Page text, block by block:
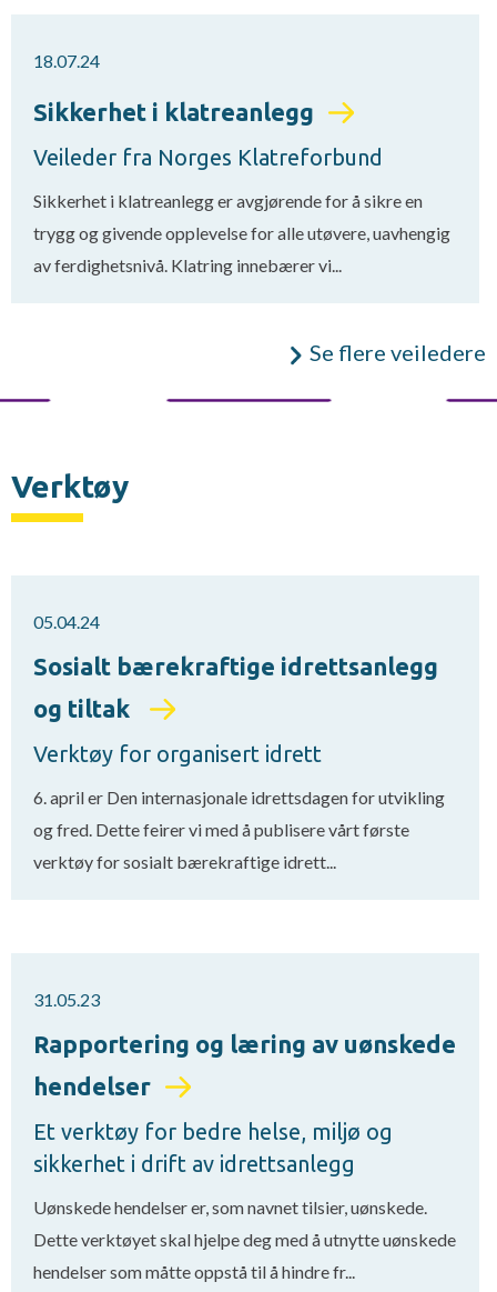
18.07.24
Sikkerhet i klatreanlegg
Veileder fra Norges Klatreforbund
Sikkerhet i klatreanlegg er avgjørende for å sikre en
trygg og givende opplevelse for alle utøvere, uavhengig
av ferdighetsnivå. Klatring innebærer vi...
Se flere veiledere
Verktøy
05.04.24
Sosialt bærekraftige idrettsanlegg
og tiltak
Verktøy for organisert idrett
6. april er Den internasjonale idrettsdagen for utvikling
og fred. Dette feirer vi med å publisere vårt første
verktøy for sosialt bærekraftige idrett...
31.05.23
Rapportering og læring av uønskede
hendelser
Et verktøy for bedre helse, miljø og
sikkerhet i drift av idrettsanlegg
Uønskede hendelser er, som navnet tilsier, uønskede.
Dette verktøyet skal hjelpe deg med å utnytte uønskede
hendelser som måtte oppstå til å hindre fr...